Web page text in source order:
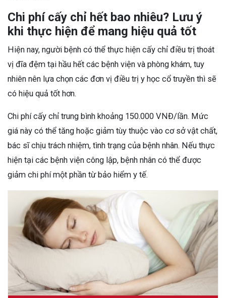
Chi phí cấy chỉ hết bao nhiêu? Lưu ý
khi thực hiện để mang hiệu quả tốt
Hiện nay, người bệnh có thể thực hiện cấy chỉ điều trị thoát
vị đĩa đệm tại hầu hết các bệnh viện và phòng khám, tuy
nhiên nên lựa chọn các đơn vị điều trị y học cổ truyền thì sẽ
có hiệu quả tốt hơn.
Chi phí cấy chỉ trung bình khoảng 150.000 VNĐ/lần. Mức
giá này có thể tăng hoặc giảm tùy thuộc vào cơ sở vật chất,
bác sĩ chịu trách nhiệm, tình trạng của bệnh nhân. Nếu thực
hiện tại các bệnh viện công lập, bệnh nhân có thể được
giảm chi phí một phần từ bảo hiểm y tế.